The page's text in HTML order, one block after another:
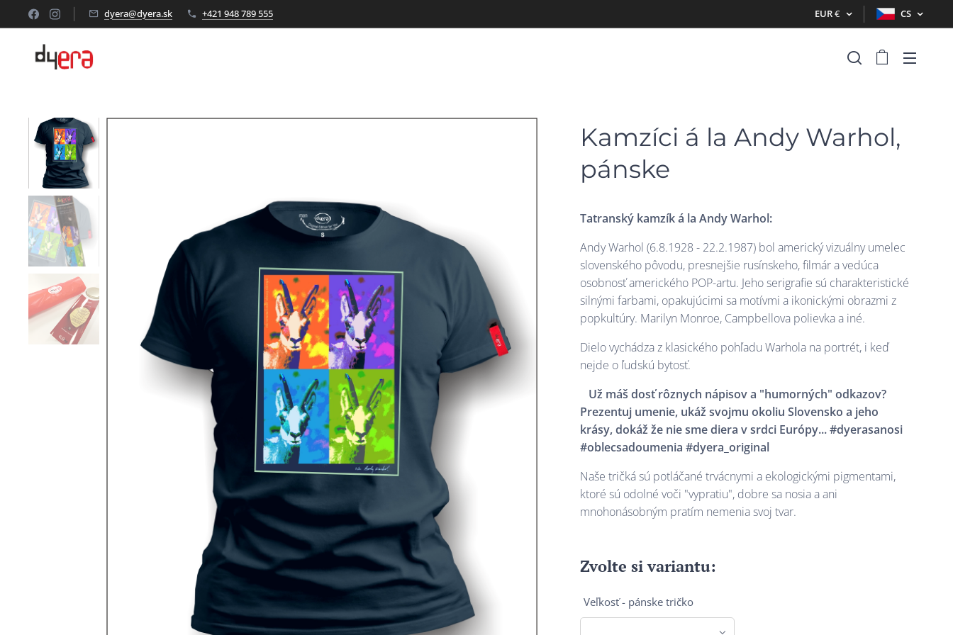
dyera@dyera.sk +421 948 789 555 EUR€ CS
Kamzíci á la Andy Warhol,
pánske
Tatranský kamzíká la Andy Warhol:
Andy Warhol (6.8.1928 - 22.2.1987) bol americký vizuálny umelec
slovenského pôvodu, presnejšie rusínskeho, filmár a vedúca
osobnosť amerického POP-artu. Jeho serigrafie sú charakteristické
silnými farbami, opakujúcimi sa motívmi a ikonickými obrazmi z
popkultúry. Marilyn Monroe, Campbellova polievka a iné.
Dielo vychádza z klasického pohľadu Warhola na portrét, i keď
nejde o ľudskú bytosť.
Už máš dosť rôznych nápisov a "humorných" odkazov?
Prezentuj umenie, ukáž svojmu okoliu Slovensko a jeho
krásy, dokáž že nie sme diera v srdci Európy... #dyerasanosi
#oblecsadoumenia #dyera_original
Naše tričká sú potláčané trvácnymi a ekologickými pigmentami,
ktoré sú odolné voči "vypratiu", dobre sa nosia a ani
mnohonásobným pratím nemenia svoj tvar.
Zvolte si variantu:
Veľkosť - pánske tričko